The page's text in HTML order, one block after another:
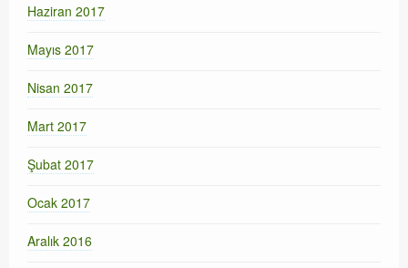
Haziran 2017
Mayıs 2017
Nisan 2017
Mart 2017
Şubat 2017
Ocak 2017
Aralık 2016